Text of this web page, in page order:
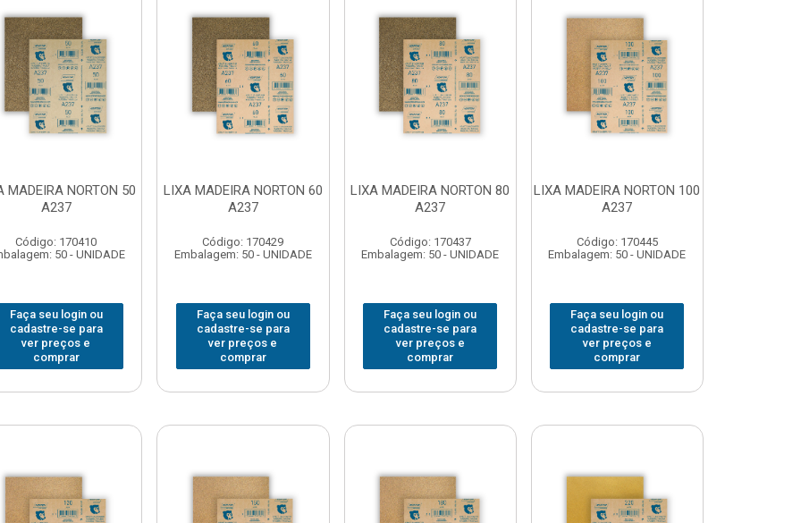
MADEIRA NORTON 50
A237
Código: 170410
50 - UNIDADE
Faça seu login ou
cadastre-se para
ver preços e
comprar
LIXA MADEIRA NORTON 60
A237
Código: 170429
Embalagem: 50 - UNIDADE
Faça seu login ou
cadastre-se para
ver preços e
comprar
LIXA MADEIRA NORTON 80
A237
Código: 170437
Embalagem: 50 - UNIDADE
Faça seu login ou
cadastre-se para
ver preços e
comprar
LIXA MADEIRA NORTON 100
A237
Código: 170445
Embalagem: 50 - UNIDADE
Faça seu login ou
cadastre-se para
ver preços e
comprar